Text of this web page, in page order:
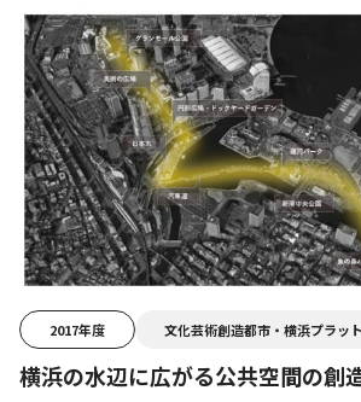
2017年度 文化芸術創造都市・横浜プラッ
横浜の水辺に広がる公共空間の創